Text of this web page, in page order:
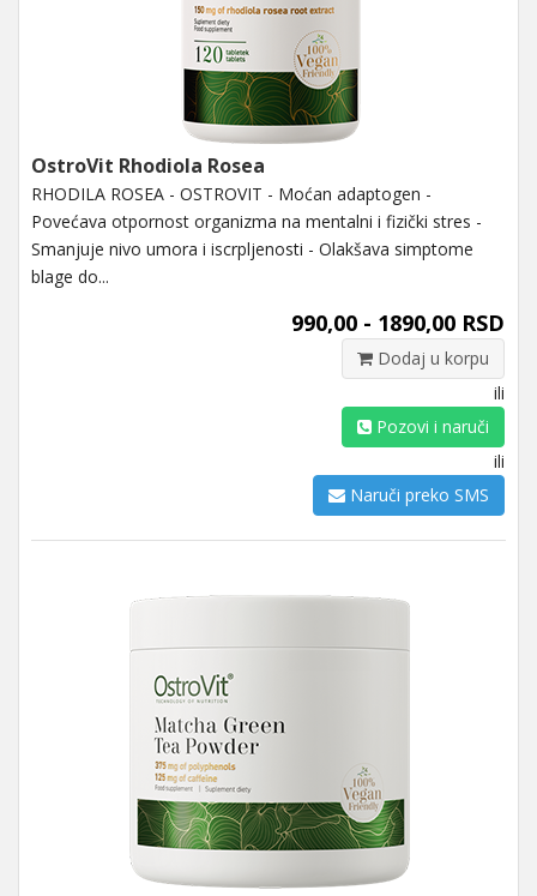
OstroVit Rhodiola Rosea
RHODILA ROSEA - OSTROVIT - Moćan adaptogen -
Povećava otpornost organizma na mentalni i fizički stres -
Smanjuje nivo umora i iscrpljenosti - Olakšava simptome
blage do...
990,00 - 1890,00 RSD
Dodaj u korpu
ili
Pozovi i naruči
ili
Naruči preko SMS